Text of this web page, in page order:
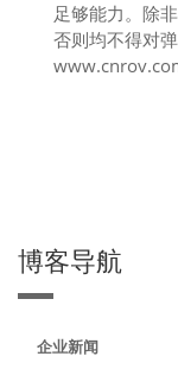
足够能力。除
否则均不得对
博客导航
企业新闻